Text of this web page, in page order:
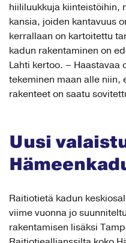
hiililuukkuja kiinteistöihin,
kansia, joiden kantavuus
kerrallaan on kartoitettu
kadun rakentaminen on
Lahti kertoo. – Haastavaa
tekeminen maan alle niin,
rakenteet on saatu
Uusi
Raitiotietä kadun
viime vuonna jo
rakentamisen lisäksi